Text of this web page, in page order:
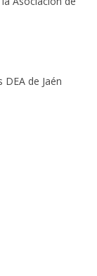
de Jaén